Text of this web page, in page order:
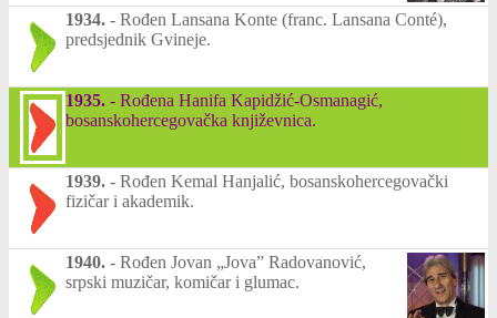
1934. - Rođen Lansana Konte (franc. Lansana Conté),
predsjednik Gvineje.
1935. - Rođena Hanifa Kapidžić-Osmanagić,
bosanskohercegovačka književnica.
1939. - Rođen Kemal Hanjalić, bosanskohercegovački
fizičar i akademik.
1940. - Rođen Jovan „Jova” Radovanović,
srpski muzičar, komičar i glumac.